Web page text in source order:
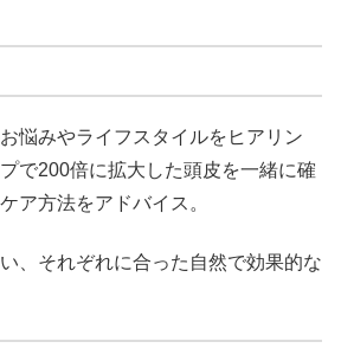
悩みやライフスタイルをヒアリン
で200倍に拡大した頭皮を一緒に確
ア方法をアドバイス。
、それぞれに合った自然で効果的な